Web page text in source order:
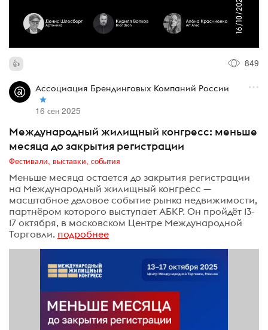
849
Ассоциация Брендинговых Компаний России
16 сен 2025
Международный жилищный конгресс: меньше
месяца до закрытия регистрации
Фестивали, выставки, события
Меньше месяца остается до закрытия регистрации
на Международный жилищный конгресс —
масштабное деловое событие рынка недвижимости,
партнёром которого выступает АБКР. Он пройдёт 13-
17 октября, в московском Центре Международной
Торговли. подробнее